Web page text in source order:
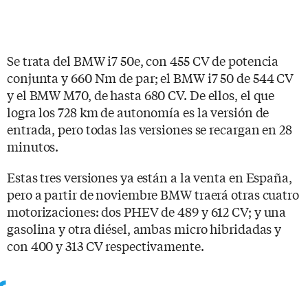
Se trata del BMW i7 50e, con 455 CV de potencia
conjunta y 660 Nm de par; el BMW i7 50 de 544 CV
y el BMW M70, de hasta 680 CV. De ellos, el que
logra los 728 km de autonomía es la versión de
entrada, pero todas las versiones se recargan en 28
minutos.
Estas tres versiones ya están a la venta en España,
pero a partir de noviembre BMW traerá otras cuatro
motorizaciones: dos PHEV de 489 y 612 CV; y una
gasolina y otra diésel, ambas micro hibridadas y
con 400 y 313 CV respectivamente.